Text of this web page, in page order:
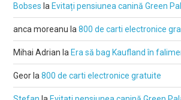
Bobses la Evitați pensiunea canină Green
anca moreanu la800 de carti electronice
Mihai Adrian la Era să bag Kaufland în
Geor la800 de carti electronice gratuite